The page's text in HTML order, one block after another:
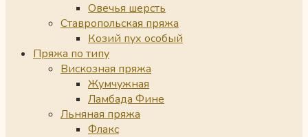
Овечья шерсть
Ставропольская пряжа
Козий пух особый
Пряжа по типу
Вискозная пряжа
Жумчужная
Ламбада Фине
Льняная пряжа
Флакс